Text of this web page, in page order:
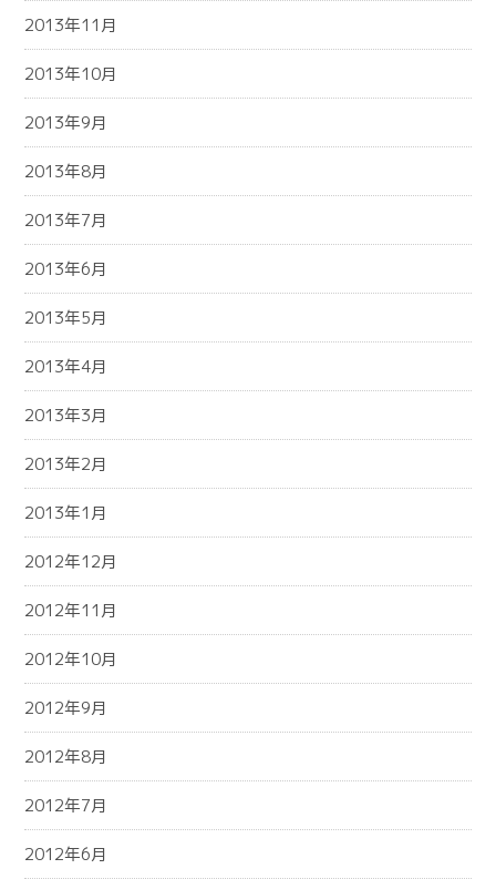
2013年11月
2013年10月
2013年9月
2013年8月
2013年7月
2013年6月
2013年5月
2013年4月
2013年3月
2013年2月
2013年1月
2012年12月
2012年11月
2012年10月
2012年9月
2012年8月
2012年7月
2012年6月